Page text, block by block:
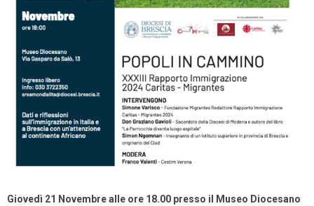
Giovedì 21 Novembre alle ore 18.00 presso il Museo Diocesano